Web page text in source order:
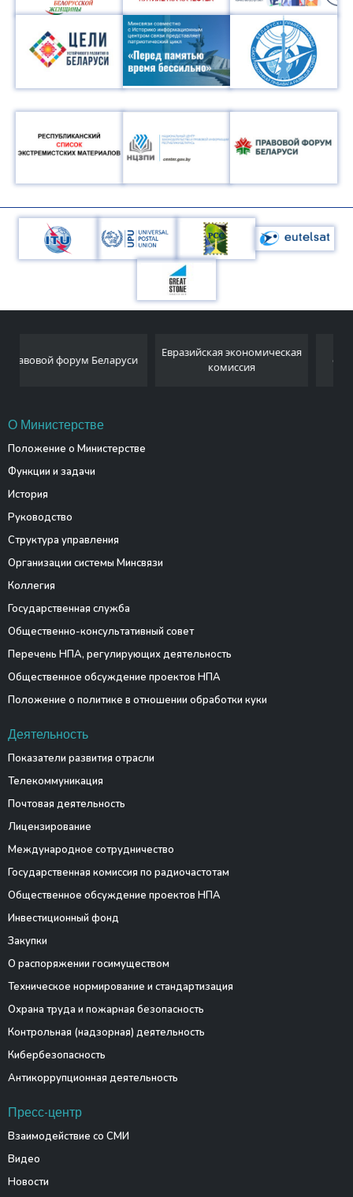
Евразийская экономическая
комиссия
статистический комитет
Республики Беларусь
О Министерстве
Положение о Министерстве
Функции и задачи
История
Руководство
Структура управления
Организации системы Минсвязи
Коллегия
Государственная служба
Общественно-консультативный совет
Перечень НПА, регулирующих деятельность
Общественное обсуждение проектов НПА
Положение о политике в отношении обработки куки
Деятельность
Показатели развития отрасли
Телекоммуникация
Почтовая деятельность
Лицензирование
Международное сотрудничество
Государственная комиссия по радиочастотам
Общественное обсуждение проектов НПА
Инвестиционный фонд
Закупки
О распоряжении госимуществом
Техническое нормирование и стандартизация
Охрана труда и пожарная безопасность
Контрольная (надзорная) деятельность
Кибербезопасность
Антикоррупционная деятельность
Пресс-центр
Взаимодействие со СМИ
Видео
Новости